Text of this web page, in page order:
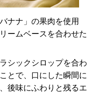
ナナ」の果肉を使用
ームベースを合わせた
シックシロップを合わ
とで、口にした瞬間に
後味にふわりと残るエ